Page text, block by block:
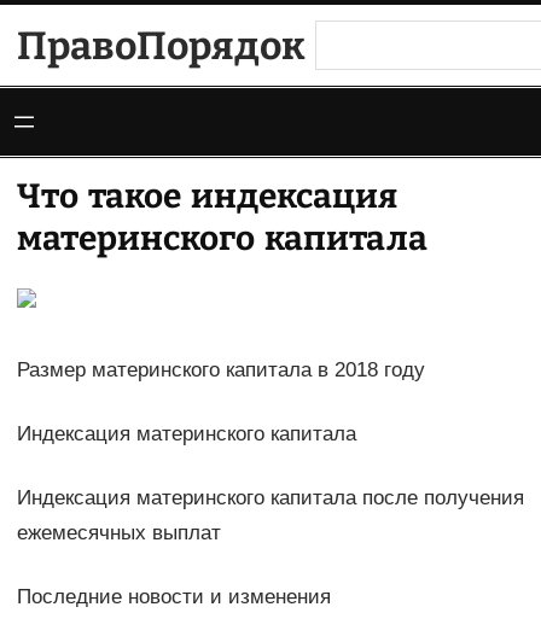
содержимому
ПравоПорядок
Что такое индексация
материнского капитала
Размер материнского капитала в 2018 году
Индексация материнского капитала
Индексация материнского капитала после получения
ежемесячных выплат
Последние новости и изменения